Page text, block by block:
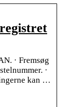
· Fremsøg
·
kan …